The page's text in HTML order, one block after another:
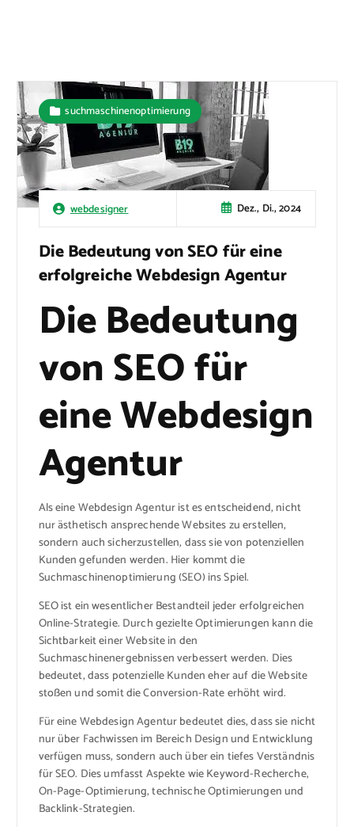
webdesigner Dez., Di., 2024
suchmaschinenoptimierung
Die Bedeutung von SEO für eine
erfolgreiche Webdesign Agentur
Die Bedeutung
von SEO für
eine Webdesign
Agentur
Als eine Webdesign Agentur ist es entscheidend, nicht
nur ästhetisch ansprechende Websites zu erstellen,
sondern auch sicherzustellen, dass sie von potenziellen
Kunden gefunden werden. Hier kommt die
Suchmaschinenoptimierung (SEO) ins Spiel.
SEO ist ein wesentlicher Bestandteil jeder erfolgreichen
Online-Strategie. Durch gezielte Optimierungen kann die
Sichtbarkeit einer Website in den
Suchmaschinenergebnissen verbessert werden. Dies
bedeutet, dass potenzielle Kunden eher auf die Website
stoßen und somit die Conversion-Rate erhöht wird.
Für eine Webdesign Agentur bedeutet dies, dass sie nicht
nur über Fachwissen im Bereich Design und Entwicklung
verfügen muss, sondern auch über ein tiefes Verständnis
für SEO. Dies umfasst Aspekte wie Keyword-Recherche,
On-Page-Optimierung, technische Optimierungen und
Backlink-Strategien.